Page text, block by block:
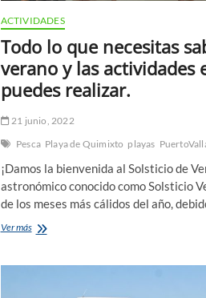
ACTIVIDADES
Todo lo que necesitas
verano y las actividades
puedes realizar.
21 junio, 2022
Pesca Playa de Quimixto playas
¡Damos la bienvenida al Solsticio de
astronómico conocido como Solsticio
de los meses más cálidos del año,
Ver másTodo